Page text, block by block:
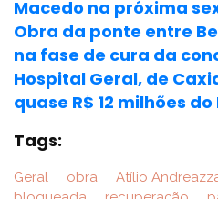
Macedo na próxima
Obra da ponte entre
na fase de cura da
Hospital Geral, de
quase R$ 12 milhões
Tags:
Geral obra Atílio